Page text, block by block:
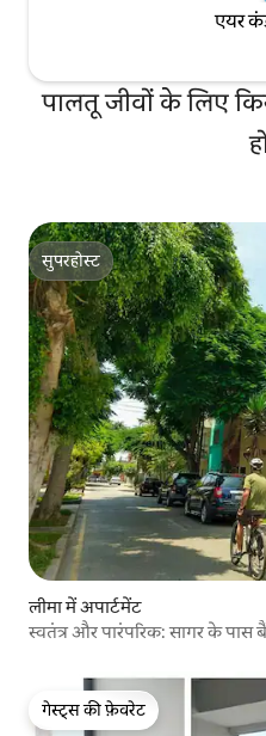
एयर
पालतू जीवों के लिए
सुपरहोस्ट
सुपरहोस्ट
लीमा में अपार्टमेंट
स्वतंत्र और पारंपरिक: सागर के पास
गेस्ट्स की फ़ेवरेट
गेस्ट्स की फ़ेवरेट